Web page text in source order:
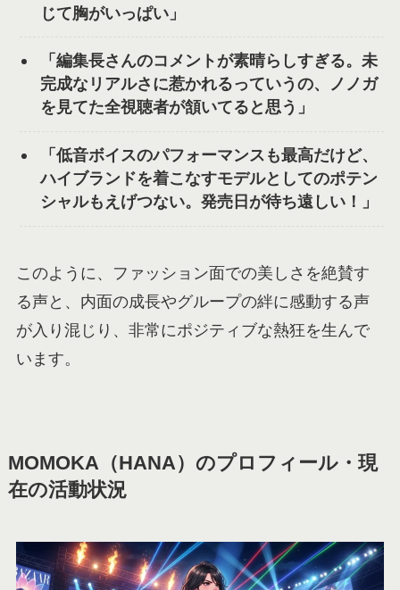
じて胸がいっぱい」
「編集長さんのコメントが素晴らしすぎる。未
完成なリアルさに惹かれるっていうの、ノノガ
を見てた全視聴者が頷いてると思う」
「低音ボイスのパフォーマンスも最高だけど、
ハイブランドを着こなすモデルとしてのポテン
シャルもえげつない。発売日が待ち遠しい！」
このように、ファッション面での美しさを絶賛す
る声と、内面の成長やグループの絆に感動する声
が入り混じり、非常にポジティブな熱狂を生んで
います。
MOMOKA（HANA）のプロフィール・現
在の活動状況